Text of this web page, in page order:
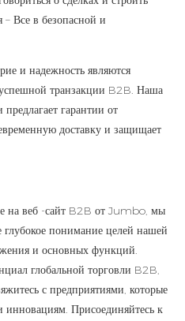
Все в безопасной и
и надежность являются
транзакции B2B. Наша
гарантии от
доставку и защищает
на веб -сайт B2B от Jumbo, мы
глубокое понимание целей нашей
и основных функций.
глобальной торговли B2B,
с предприятиями, которые
инновациям. Присоединяйтесь к